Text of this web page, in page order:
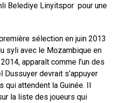
Belediye Linyitspor pour une
sélection en juin 2013
syli avec le Mozambique en
apparaît comme l’un des
devrait s’appuyer
qui attendent la Guinée. Il
la liste des joueurs qui